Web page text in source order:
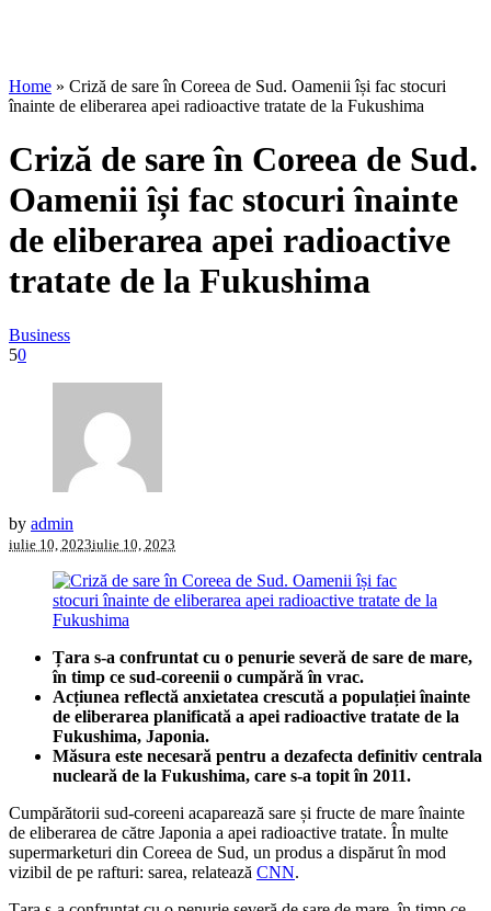
Home » Criză de sare în Coreea de Sud. Oamenii își fac stocuri
înainte de eliberarea apei radioactive tratate de la Fukushima
Criză de sare în Coreea de Sud.
Oamenii își fac stocuri înainte
de eliberarea apei radioactive
tratate de la Fukushima
Business
50
by admin
iulie 10, 2023iulie 10, 2023
Țara s-a confruntat cu o penurie severă de sare de mare,
în timp ce sud-coreenii o cumpără în vrac.
Acțiunea reflectă anxietatea crescută a populației înainte
de eliberarea planificată a apei radioactive tratate de la
Fukushima, Japonia.
Măsura este necesară pentru a dezafecta definitiv centrala
nucleară de la Fukushima, care s-a topit în 2011.
Cumpărătorii sud-coreeni acaparează sare și fructe de mare înainte
de eliberarea de către Japonia a apei radioactive tratate. În multe
supermarketuri din Coreea de Sud, un produs a dispărut în mod
vizibil de pe rafturi: sarea, relatează CNN.